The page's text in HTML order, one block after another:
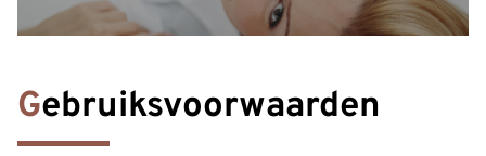
Gebruiksvoorwaarden